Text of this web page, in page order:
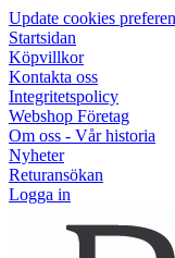
Update cookies
Startsidan
Köpvillkor
Kontakta oss
Integritetspolicy
Webshop Företag
Om oss - Vår historia
Nyheter
Returansökan
Logga in